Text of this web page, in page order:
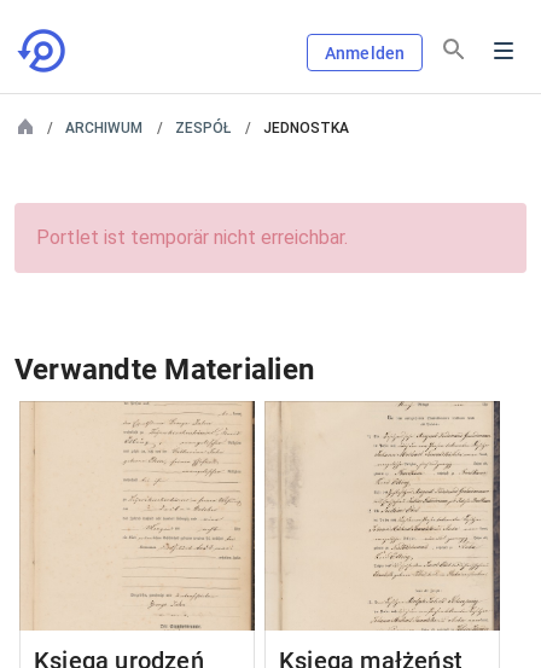
Anmelden
ARCHIWUM ZESPÓŁ JEDNOSTKA
Portlet ist temporär nicht erreichbar.
Verwandte Materialien
Księga urodzeń Księga małżeństw